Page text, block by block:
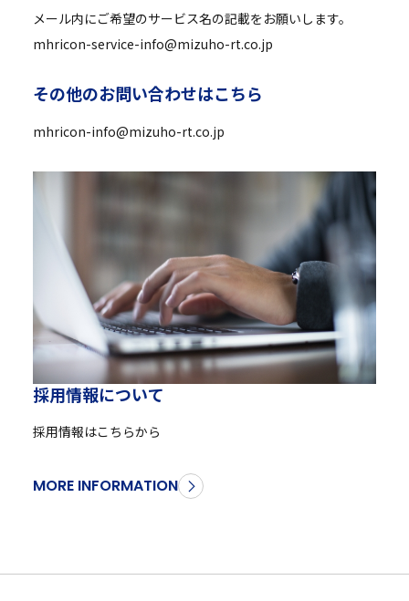
メール内にご希望のサービス名の記載をお願いします。
mhricon-service-info@mizuho-rt.co.jp
その他のお問い合わせはこちら
mhricon-info@mizuho-rt.co.jp
採用情報について
採用情報はこちらから
MORE INFORMATION